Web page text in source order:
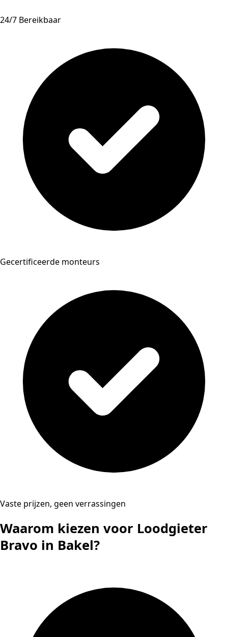
24/7 Bereikbaar
Gecertificeerde monteurs
Vaste prijzen, geen verrassingen
Waarom kiezen voor Loodgieter
Bravo in Bakel?